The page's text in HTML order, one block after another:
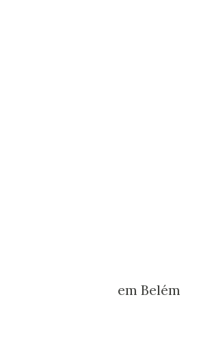
Leila
em Belém
1980